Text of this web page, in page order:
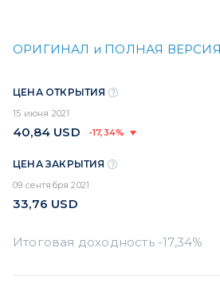
ОРИГИНАЛ и ПОЛНАЯ
ЦЕНА ОТКРЫТИЯ
15 июня 2021
40,84 USD -17,34%
ЦЕНА ЗАКРЫТИЯ
09 сентября 2021
33,76 USD